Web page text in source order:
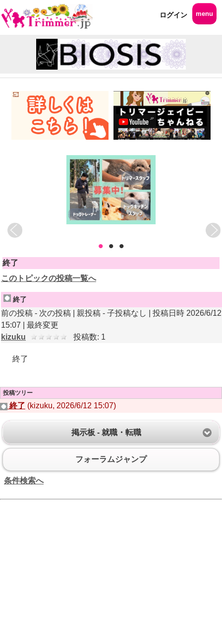
ログイン menu
• • •
終了
このトピックの投稿一覧へ
終了
前の投稿 - 次の投稿 | 親投稿 - 子投稿なし | 投稿日時 2026/6/12
15:07 | 最終変更
kizuku
投稿数: 1
終了
投稿ツリー
終了 (kizuku, 2026/6/12 15:07)
掲示板 - 就職・転職
フォーラムジャンプ
条件検索へ